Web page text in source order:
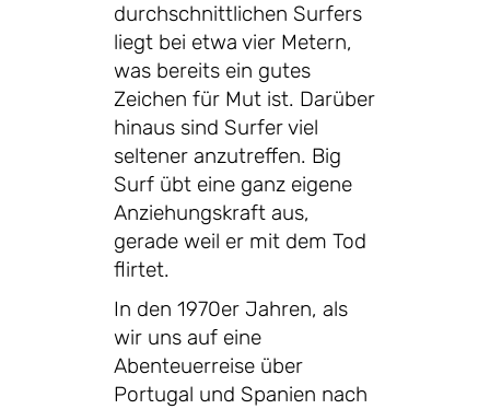
durchschnittlichen Surfers
liegt bei etwa vier Metern,
was bereits ein gutes
Zeichen für Mut ist. Darüber
hinaus sind Surfer viel
seltener anzutreffen. Big
Surf übt eine ganz eigene
Anziehungskraft aus,
gerade weil er mit dem Tod
flirtet.
In den 1970er Jahren, als
wir uns auf eine
Abenteuerreise über
Portugal und Spanien nach